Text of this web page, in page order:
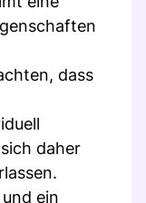
dass
daher
ein